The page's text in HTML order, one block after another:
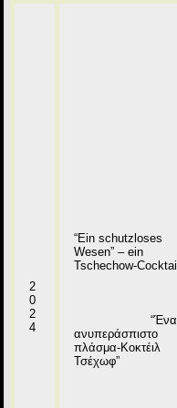
2
0
2
4
“Ein schutzloses
Wesen” – ein
Tschechow-Cocktail
“Ένα
ανυπεράσπιστο
πλάσμα-Κοκτέιλ
Τσέχωφ”